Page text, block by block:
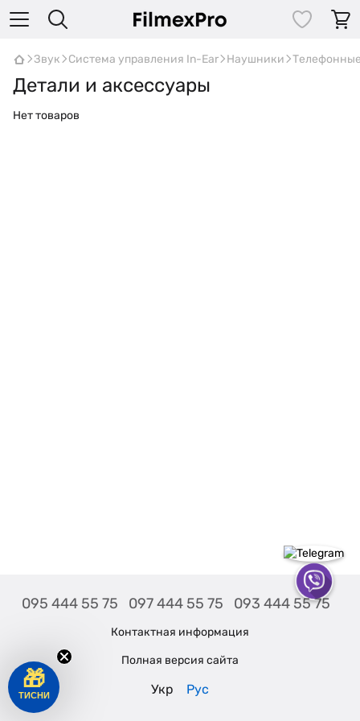
Звук Система управления In-Ear Наушники
Детали и аксессуары
Нет товаров
095 444 55 75 097 444 55 75 093 444 55 75
Контактная информация
Полная версия сайта
Укр Рус
🎁
ТИСНИ